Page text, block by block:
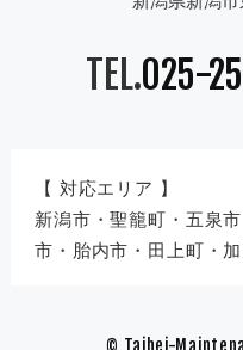
TEL.025-
【 対応エリア 】
新潟市・聖籠町・五泉
市・胎内市・田上町・
© Taihei-